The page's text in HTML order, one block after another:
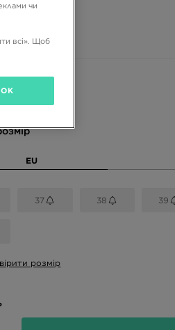
кольори
EU
37 38 39
розмір
чи
всі». Щоб
OK